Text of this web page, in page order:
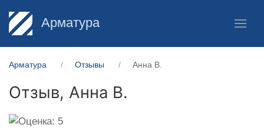
Арматура
Арматура Отзывы Анна В.
Отзыв, Анна В.